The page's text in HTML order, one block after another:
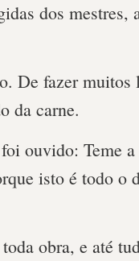
dos mestres,
De fazer muitos
da carne.
ouvido: Teme a
isto é todo o
obra, e até